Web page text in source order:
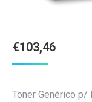
€103,46
Toner Genérico